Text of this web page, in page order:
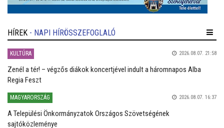
HÍREK - NAPI HÍRÖSSZEFOGLALÓ
KULTÚRA 2026.08.07. 21:58
Zenél a tér! – végzős diákok koncertjével indult a háromnapos Alba
Regia Feszt
MAGYARORSZÁG 2026.08.07. 16:37
A Települési Önkormányzatok Országos Szövetségének
sajtóközleménye